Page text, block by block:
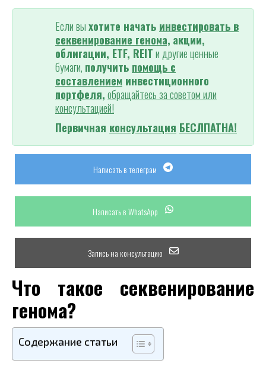
Если выхотите начать инвестировать в
секвенирование генома, акции,
облигации, ETF, REITи другие ценные
бумаги, получить помощь с
составлением инвестиционного
портфеля,обращайтесь за советом или
консультацией!
Первичная консультация БЕСЛПАТНА!
Написать в телеграм
Написать в WhatsApp
Запись на консультацию
Что такое секвенирование
генома?
Содержание статьи